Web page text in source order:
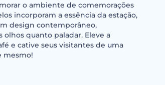
o ambiente de comemorações
incorporam a essência da estação,
design contemporâneo,
quanto paladar. Eleve a
e cative seus visitantes de uma
mesmo!